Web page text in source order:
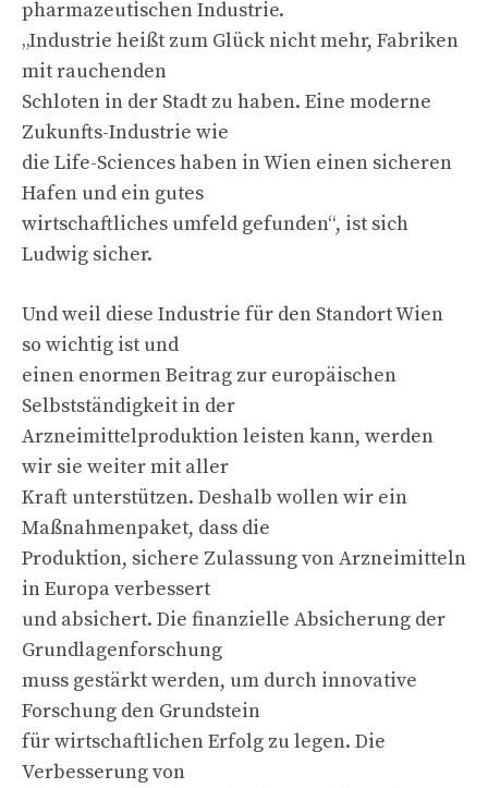
pharmazeutischen Industrie.
„Industrie heißt zum Glück nicht mehr, Fabriken
mit rauchenden
Schloten in der Stadt zu haben. Eine moderne
Zukunfts-Industrie wie
die Life-Sciences haben in Wien einen sicheren
Hafen und ein gutes
wirtschaftliches umfeld gefunden“, ist sich
Ludwig sicher.
Und weil diese Industrie für den Standort Wien
so wichtig ist und
einen enormen Beitrag zur europäischen
Selbstständigkeit in der
Arzneimittelproduktion leisten kann, werden
wir sie weiter mit aller
Kraft unterstützen. Deshalb wollen wir ein
Maßnahmenpaket, dass die
Produktion, sichere Zulassung von Arzneimitteln
in Europa verbessert
und absichert. Die finanzielle Absicherung der
Grundlagenforschung
muss gestärkt werden, um durch innovative
Forschung den Grundstein
für wirtschaftlichen Erfolg zu legen. Die
Verbesserung von